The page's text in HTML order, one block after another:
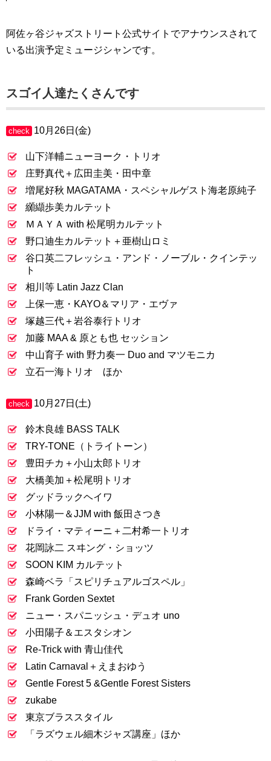
阿佐ヶ谷ジャズストリート公式サイトでアナウンスされて
いる出演予定ミュージシャンです。
スゴイ人達たくさんです
check 10月26日(金)
山下洋輔ニューヨーク・トリオ
庄野真代＋広田圭美・田中章
増尾好秋 MAGATAMA・スペシャルゲスト海老原純子
纐纈歩美カルテット
ＭＡＹＡ with 松尾明カルテット
野口迪生カルテット＋亜樹山ロミ
谷口英二フレッシュ・アンド・ノーブル・クインテッ
ト
相川等 Latin Jazz Clan
上保一恵・KAYO＆マリア・エヴァ
塚越三代＋岩谷泰行トリオ
加藤 MAA & 原とも也 セッション
中山育子 with 野力奏一 Duo and マツモニカ
立石一海トリオ ほか
check 10月27日(土)
鈴木良雄 BASS TALK
TRY-TONE（トライトーン）
豊田チカ＋小山太郎トリオ
大橋美加＋松尾明トリオ
グッドラックヘイワ
小林陽一＆JJM with 飯田さつき
ドライ・マティーニ＋二村希一トリオ
花岡詠二 スヰング・ショッツ
SOON KIM カルテット
森崎ベラ「スピリチュアルゴスペル」
Frank Gorden Sextet
ニュー・スパニッシュ・デュオ uno
小田陽子＆エスタシオン
Re-Trick with 青山佳代
Latin Carnaval＋えまおゆう
Gentle Forest 5 &Gentle Forest Sisters
zukabe
東京ブラススタイル
「ラズウェル細木ジャズ講座」ほか